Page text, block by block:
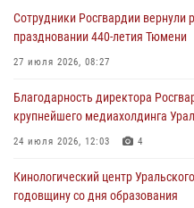
Память военнослужащих,
воинского долга, почтили в
округа Росгвардии
Росгвардейцы в Тюменской
службой и напоминают о мерах
Росгвардейцы приняли участие в
Сотрудники Росгвардии вернули
праздновании 440-летия Тюмени
27 июля 2026, 08:27
Благодарность директора
крупнейшего медиахолдинга
24 июля 2026, 12:03 4
Кинологический центр
годовщину со дня образования